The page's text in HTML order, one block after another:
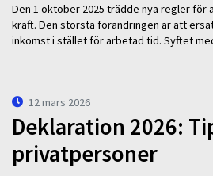
Den 1 oktober 2025 trädde nya regler
kraft. Den största förändringen är att
inkomst i stället för arbetad tid. Syftet
12 mars 2026
Deklaration 2026:
privatpersoner